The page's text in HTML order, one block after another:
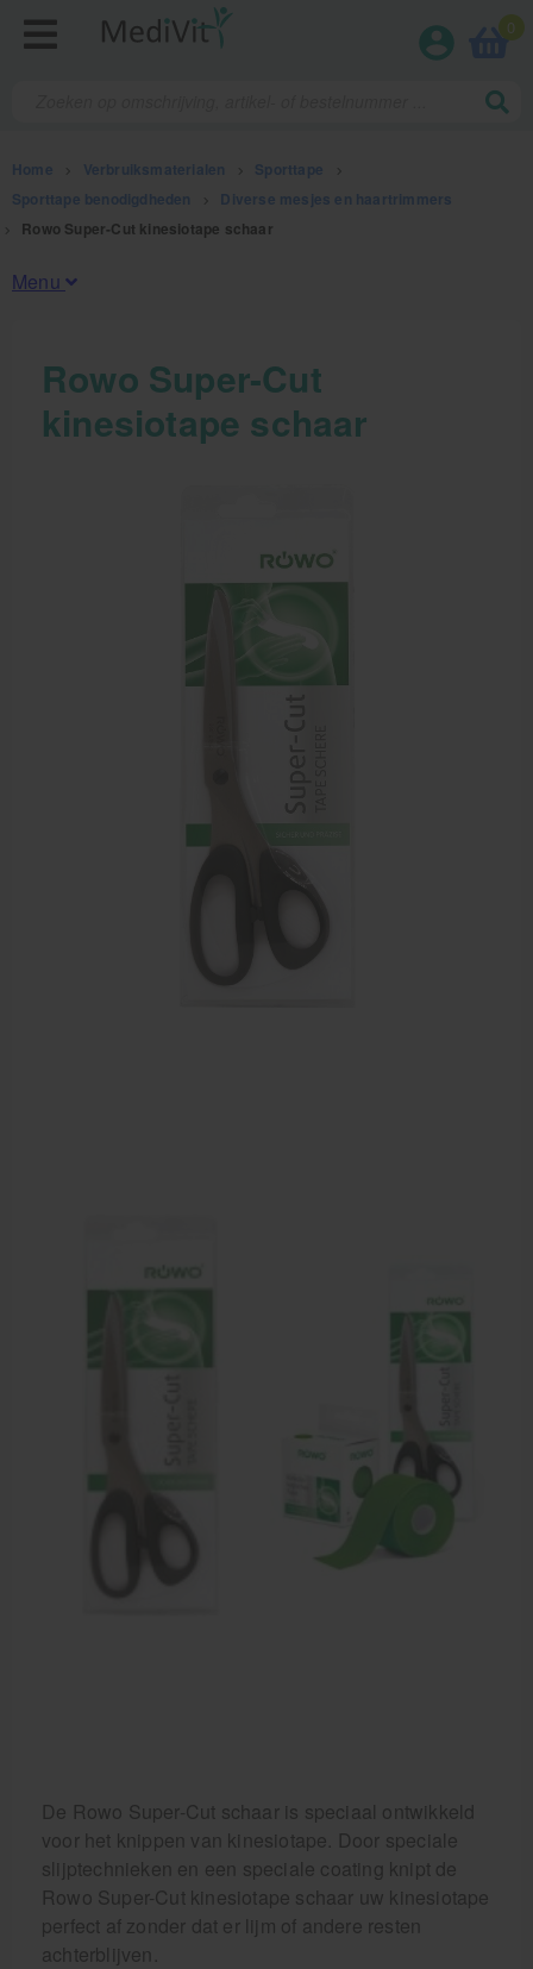
0
Home Verbruiksmaterialen Sporttape
Sporttape benodigdheden
Diverse mesjes en haartrimmers
Rowo Super-Cut kinesiotape schaar
Menu
Fysiotherapieproducten
Verbruiksmaterialen
Bandages en zwachtels
Farmaceutische artikelen
Rowo Super-Cut
kinesiotape schaar
De Rowo Super-Cut schaar is speciaal ontwikkeld
voor het knippen van kinesiotape. Door speciale
slijptechnieken en een speciale coating knipt de
Rowo Super-Cut kinesiotape schaar uw kinesiotape
perfect af zonder dat er lijm of andere resten
achterblijven.